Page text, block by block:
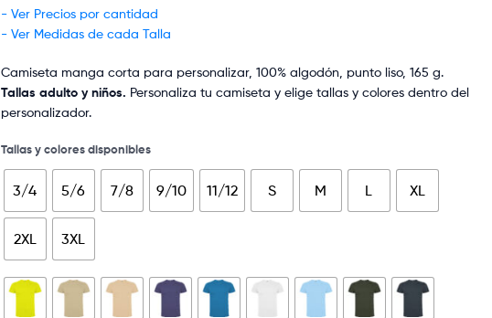
- Ver Precios por cantidad
- Ver Medidas de cada Talla
Camiseta manga corta para personalizar, 100% algodón, punto liso, 165 g.
Tallas adulto y niños. Personaliza tu camiseta y elige tallas y colores dentro del
personalizador.
Tallas y colores disponibles
3/4 5/6 7/8 9/10 11/12 S M L XL
2XL 3XL